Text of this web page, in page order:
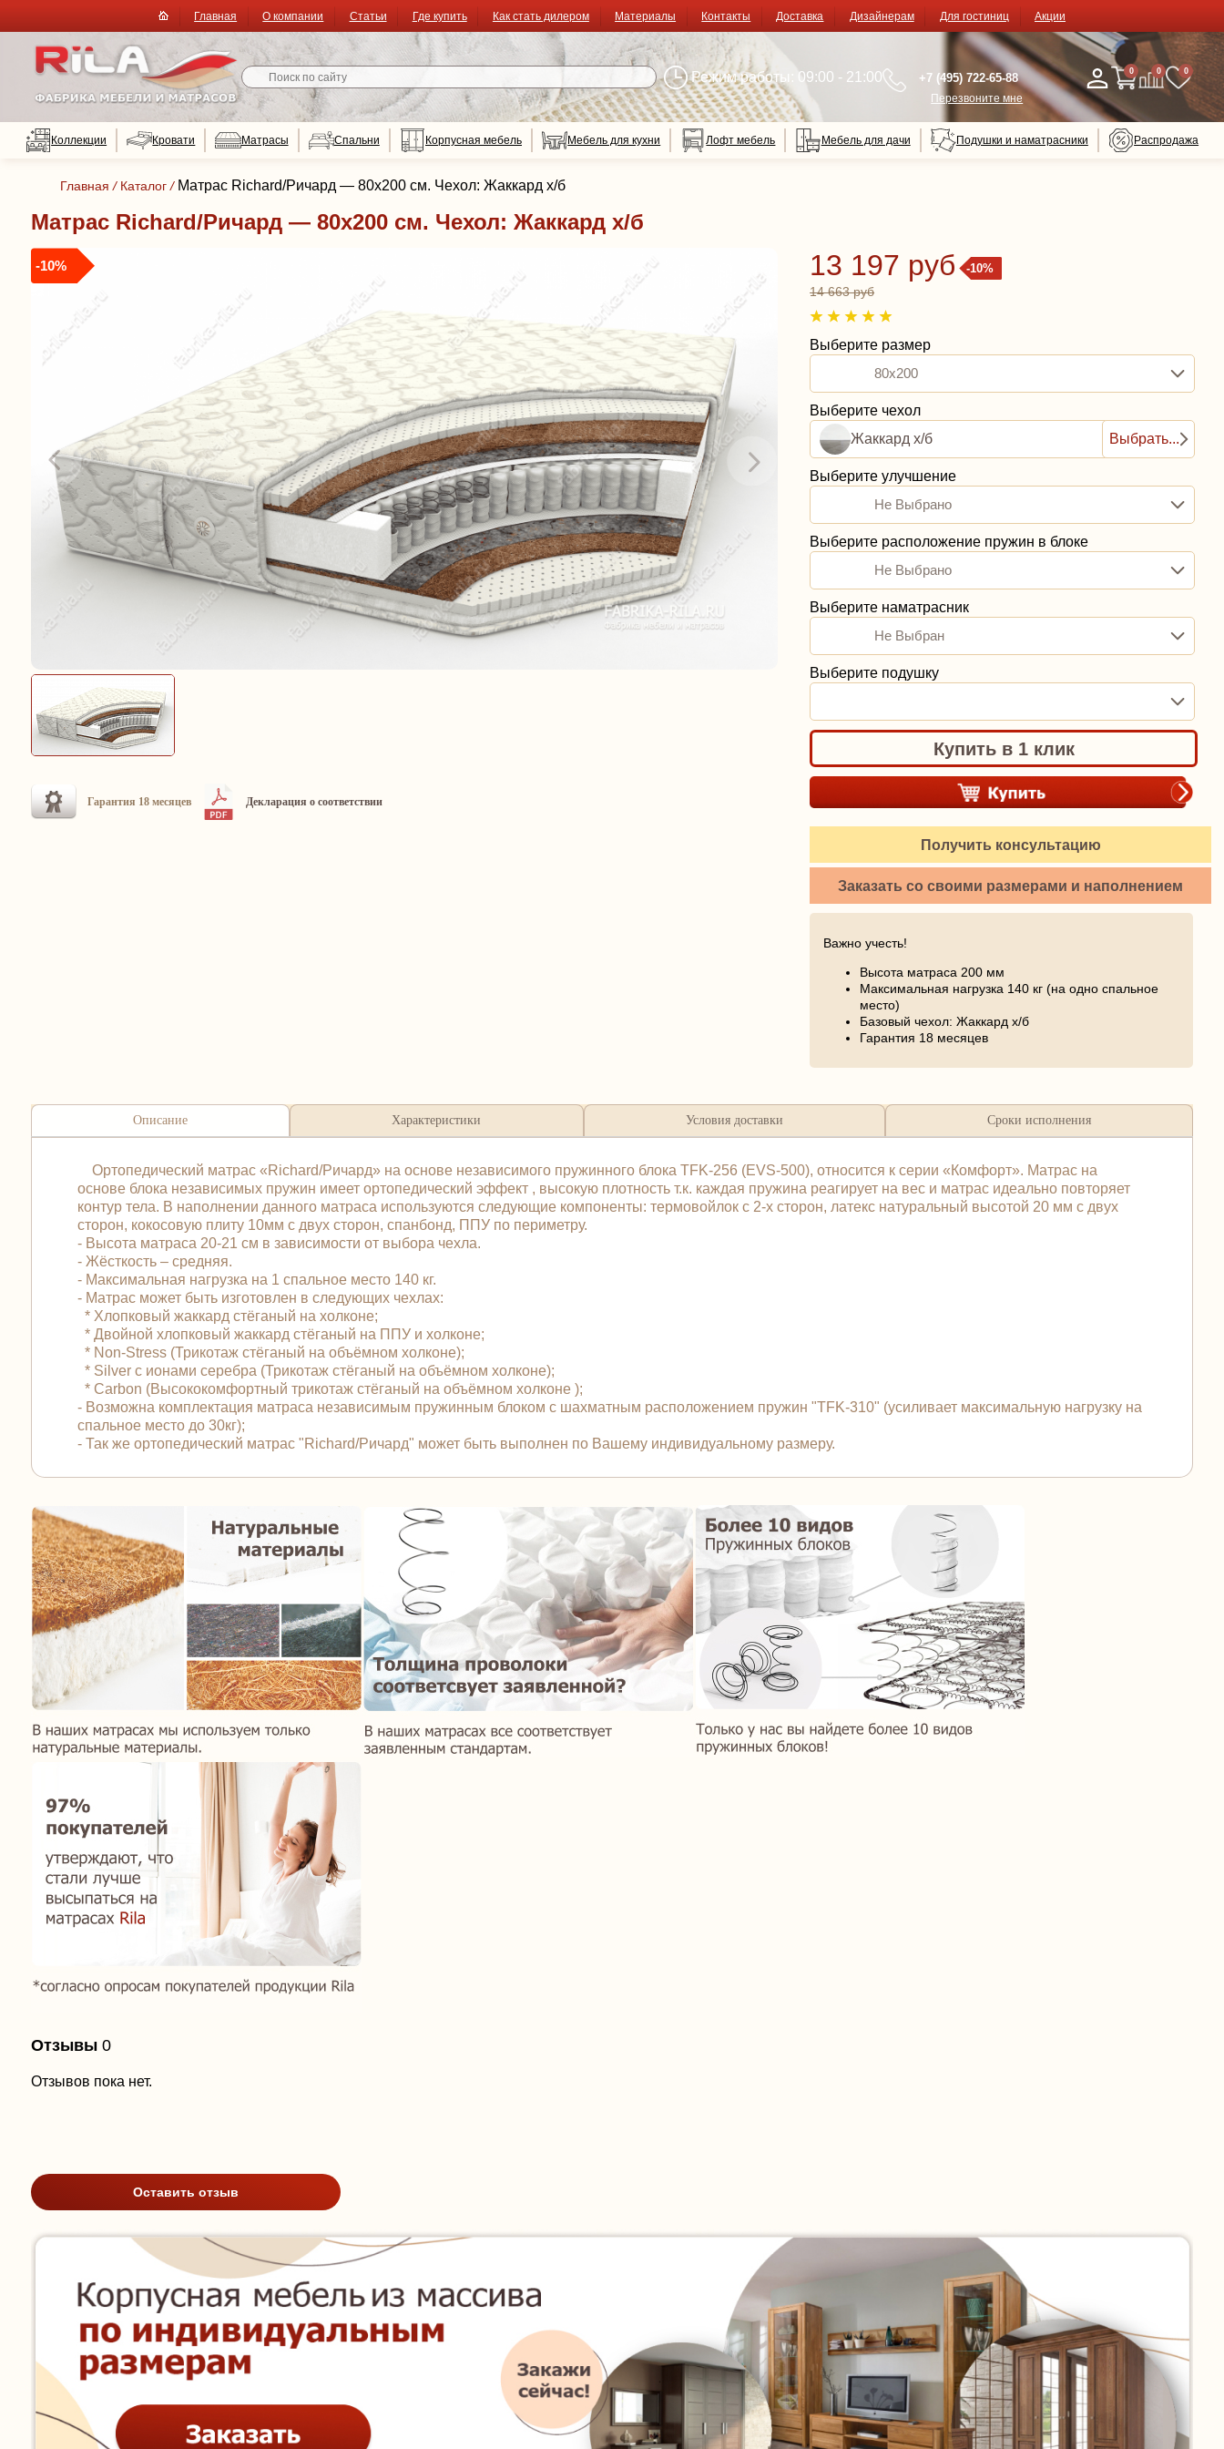
Главная О компании Статьи Где купить Как стать дилером Материалы Контакты Доставка Дизайнерам Для гостиниц Акции
Режим работы: 09:00 - 21:00 +7 (495) 722-65-88
Перезвоните мне
0 0 0
Коллекции Кровати Матрасы Спальни Корпусная мебель Мебель для кухни Лофт мебель Мебель для дачи Подушки и наматрасники Распродажа
Главная / Каталог / Матрас Richard/Ричард — 80x200 см. Чехол: Жаккард х/б
Матрас Richard/Ричард — 80x200 см. Чехол: Жаккард х/б
-10%
Гарантия 18 месяцев Декларация о соответствии
-10%
13 197 руб
14 663 руб
Выберите размер
80x200
Выберите чехол
Жаккард х/б
Выбрать...
Выберите улучшение
Не Выбрано
Выберите расположение пружин в блоке
Не Выбрано
Выберите наматрасник
Не Выбран
Выберите подушку
Купить в 1 клик
Получить консультацию
Заказать со своими размерами и наполнением
Важно учесть!
Высота матраса 200 мм
Максимальная нагрузка 140 кг (на одно спальное
место)
Базовый чехол: Жаккард х/б
Гарантия 18 месяцев
Описание Характеристики Условия доставки Сроки исполнения
Ортопедический матрас «Richard/Ричард» на основе независимого пружинного блока TFK-256 (EVS-500), относится к серии «Комфорт». Матрас на
основе блока независимых пружин имеет ортопедический эффект , высокую плотность т.к. каждая пружина реагирует на вес и матрас идеально повторяет
контур тела. В наполнении данного матраса используются следующие компоненты: термовойлок с 2-х сторон, латекс натуральный высотой 20 мм с двух
сторон, кокосовую плиту 10мм с двух сторон, спанбонд, ППУ по периметру.
- Высота матраса 20-21 см в зависимости от выбора чехла.
- Жёсткость – средняя.
- Максимальная нагрузка на 1 спальное место 140 кг.
- Матрас может быть изготовлен в следующих чехлах:
* Хлопковый жаккард стёганый на холконе;
* Двойной хлопковый жаккард стёганый на ППУ и холконе;
* Non-Stress (Трикотаж стёганый на объёмном холконе);
* Silver с ионами серебра (Трикотаж стёганый на объёмном холконе);
* Carbon (Высококомфортный трикотаж стёганый на объёмном холконе );
- Возможна комплектация матраса независимым пружинным блоком с шахматным расположением пружин "TFK-310" (усиливает максимальную нагрузку на
спальное место до 30кг);
- Так же ортопедический матрас "Richard/Ричард" может быть выполнен по Вашему индивидуальному размеру.
Отзывы 0
Отзывов пока нет.
Оставить отзыв